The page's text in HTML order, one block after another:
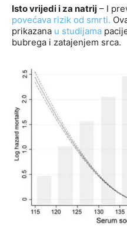
Isto vrijedi i za natrij – I
povećava rizik od smrti.
prikazana u studijama
bubrega i zatajenjem srca.